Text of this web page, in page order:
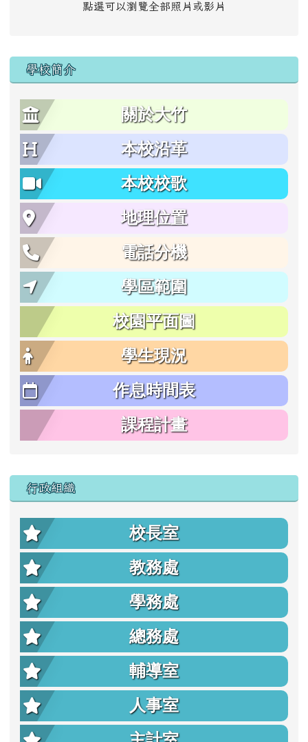
點選可以瀏覽全部照片或影片
學校簡介
關於大竹
本校沿革
本校校歌
地理位置
電話分機
學區範圍
校園平面圖
學生現況
作息時間表
課程計畫
行政組織
校長室
教務處
學務處
總務處
輔導室
人事室